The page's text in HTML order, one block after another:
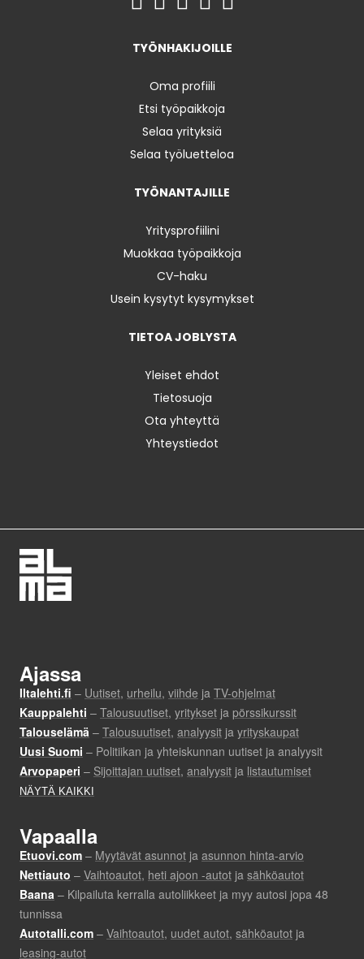
TYÖNHAKIJOILLE
Oma profiili
Etsi työpaikkoja
Selaa yrityksiä
Selaa työluetteloa
TYÖNANTAJILLE
Yritysprofiilini
Muokkaa työpaikkoja
CV-haku
Usein kysytyt kysymykset
TIETOA JOBLYSTA
Yleiset ehdot
Tietosuoja
Ota yhteyttä
Yhteystiedot